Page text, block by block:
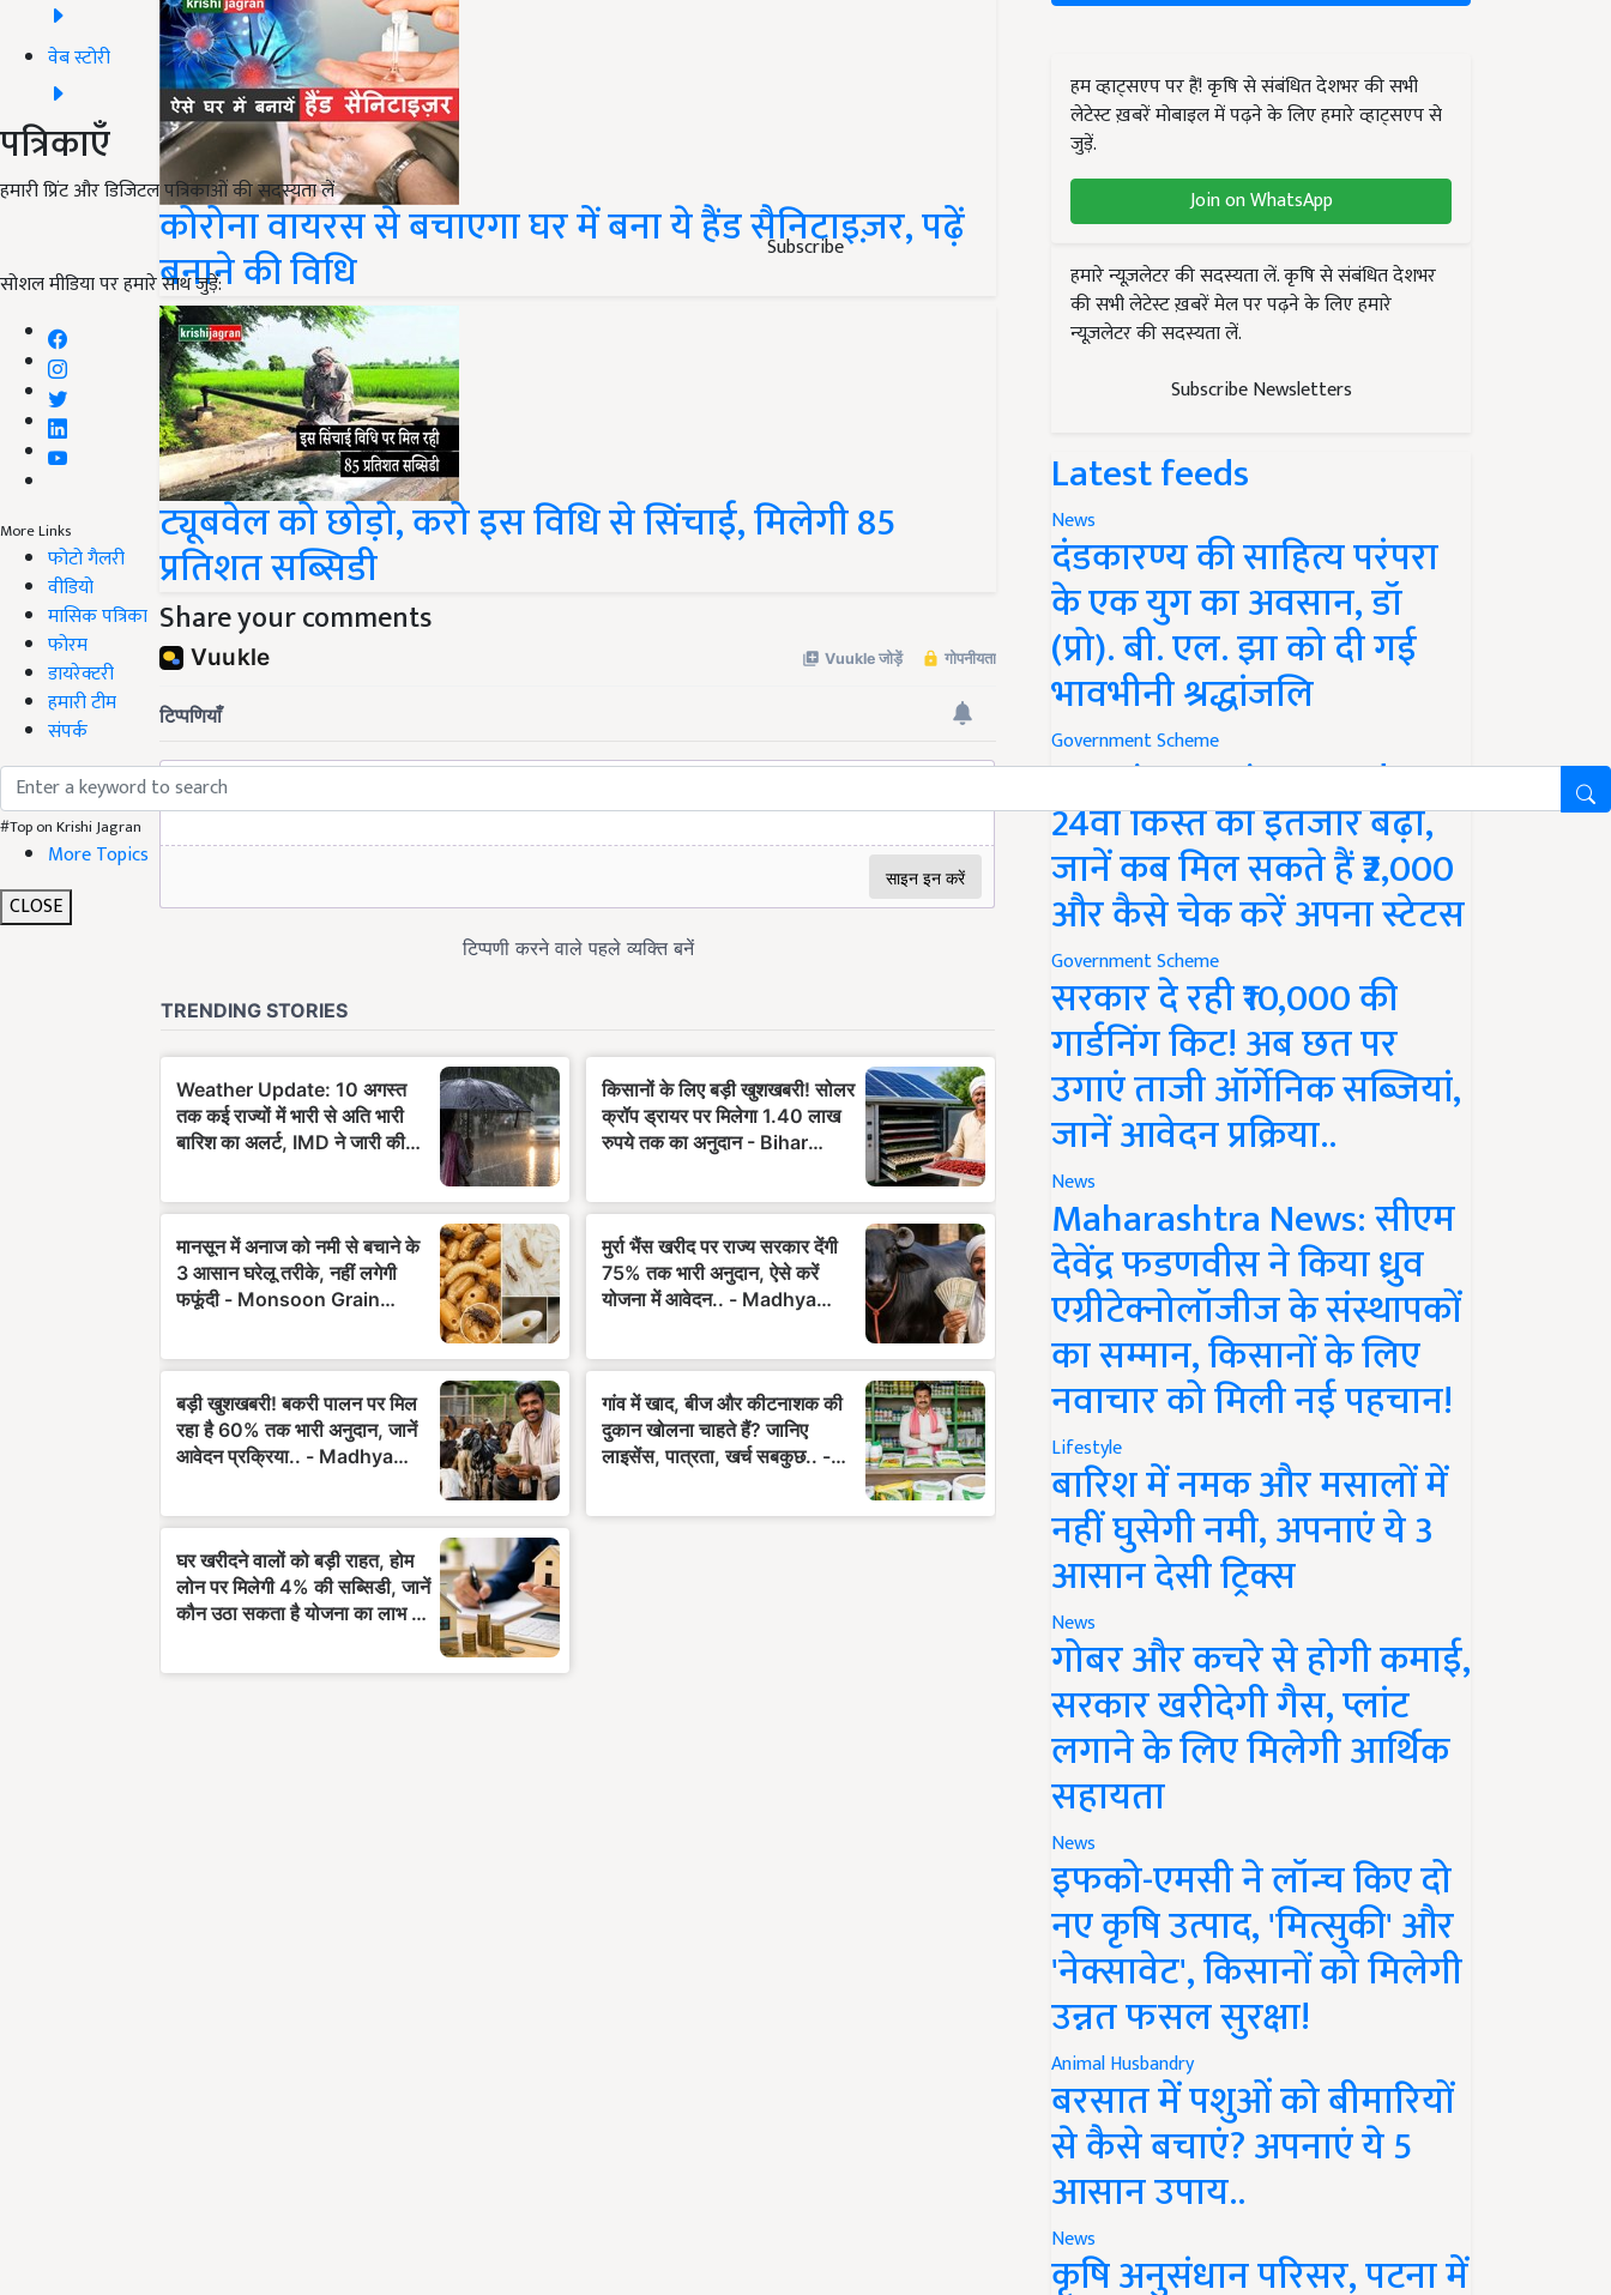
वेब स्टोरी
पत्रिकाएँ
हमारी प्रिंट और डिजिटल पत्रिकाओं की सदस्यता लें
Subscribe
सोशल मीडिया पर हमारे साथ जुड़ें:
More Links
फोटो गैलरी
वीडियो
मासिक पत्रिका
फोरम
डायरेक्टरी
हमारी टीम
संपर्क
#Top on Krishi Jagran
More Topics
CLOSE
कोरोना वायरस से बचाएगा घर में बना ये हैंड सैनिटाइज़र, पढ़ें
बनाने की विधि
ट्यूबवेल को छोड़ो, करो इस विधि से सिंचाई, मिलेगी 85
प्रतिशत सब्सिडी
Share your comments
हम व्हाट्सएप पर हैं! कृषि से संबंधित देशभर की सभी
लेटेस्ट ख़बरें मोबाइल में पढ़ने के लिए हमारे व्हाट्सएप से
जुड़ें.
Join on WhatsApp
हमारे न्यूज़लेटर की सदस्यता लें. कृषि से संबंधित देशभर
की सभी लेटेस्ट ख़बरें मेल पर पढ़ने के लिए हमारे
न्यूज़लेटर की सदस्यता लें.
Subscribe Newsletters
Latest feeds
News
दंडकारण्य की साहित्य परंपरा
के एक युग का अवसान, डॉ
(प्रो). बी. एल. झा को दी गई
भावभीनी श्रद्धांजलि
Government Scheme
PM Kisan Yojana Update:
24वीं किस्त का इंतजार बढ़ा,
जानें कब मिल सकते हैं ₹2,000
और कैसे चेक करें अपना स्टेटस
Government Scheme
सरकार दे रही ₹10,000 की
गार्डनिंग किट! अब छत पर
उगाएं ताजी ऑर्गेनिक सब्जियां,
जानें आवेदन प्रक्रिया..
News
Maharashtra News: सीएम
देवेंद्र फडणवीस ने किया ध्रुव
एग्रीटेक्नोलॉजीज के संस्थापकों
का सम्मान, किसानों के लिए
नवाचार को मिली नई पहचान!
Lifestyle
बारिश में नमक और मसालों में
नहीं घुसेगी नमी, अपनाएं ये 3
आसान देसी ट्रिक्स
News
गोबर और कचरे से होगी कमाई,
सरकार खरीदेगी गैस, प्लांट
लगाने के लिए मिलेगी आर्थिक
सहायता
News
इफको-एमसी ने लॉन्च किए दो
नए कृषि उत्पाद, 'मित्सुकी' और
'नेक्सावेट', किसानों को मिलेगी
उन्नत फसल सुरक्षा!
Animal Husbandry
बरसात में पशुओं को बीमारियों
से कैसे बचाएं? अपनाएं ये 5
आसान उपाय..
News
कृषि अनुसंधान परिसर, पटना में